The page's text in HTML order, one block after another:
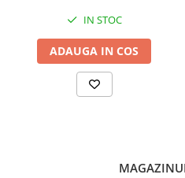
Publicistica, eseu
Romance
Science Fiction
IN STOC
ADAUGA IN COS